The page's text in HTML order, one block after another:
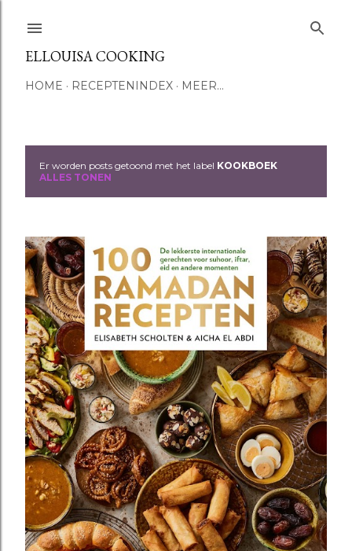
ELLOUISA COOKING
HOME RECEPTENINDEX MEER…
s
t
s
Er worden posts getoond met het label KOOKBOEK
ALLES TONEN